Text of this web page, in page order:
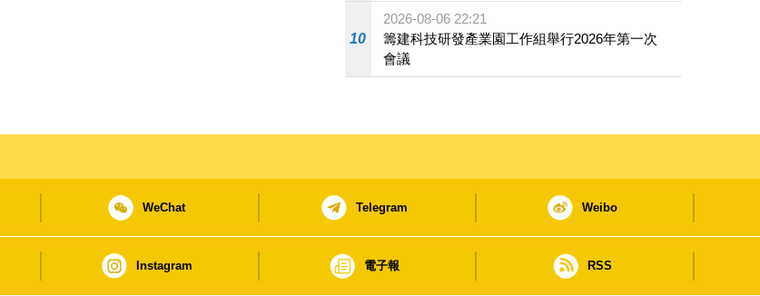
10
2026-08-06 22:21
籌建科技研發產業園工作組舉行2026年第一次
會議
WeChat Telegram Weibo
Instagram 電子報 RSS